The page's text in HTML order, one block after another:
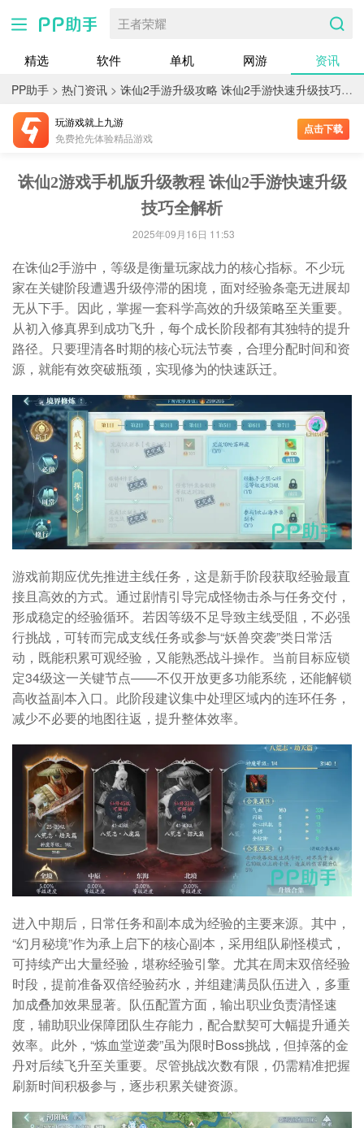
王者荣耀
精选 软件 单机 网游 资讯
PP助手 > 热门资讯 > 诛仙2手游升级攻略 诛仙2手游快速升级技巧全解析
玩游戏就上九游
免费抢先体验精品游戏
点击下载
诛仙2游戏手机版升级教程 诛仙2手游快速升级
技巧全解析
2025年09月16日 11:53
在诛仙2手游中，等级是衡量玩家战力的核心指标。不少玩
家在关键阶段遭遇升级停滞的困境，面对经验条毫无进展却
无从下手。因此，掌握一套科学高效的升级策略至关重要。
从初入修真界到成功飞升，每个成长阶段都有其独特的提升
路径。只要理清各时期的核心玩法节奏，合理分配时间和资
源，就能有效突破瓶颈，实现修为的快速跃迁。
游戏前期应优先推进主线任务，这是新手阶段获取经验最直
接且高效的方式。通过剧情引导完成怪物击杀与任务交付，
形成稳定的经验循环。若因等级不足导致主线受阻，不必强
行挑战，可转而完成支线任务或参与“妖兽突袭”类日常活
动，既能积累可观经验，又能熟悉战斗操作。当前目标应锁
定34级这一关键节点——不仅开放更多功能系统，还能解锁
高收益副本入口。此阶段建议集中处理区域内的连环任务，
减少不必要的地图往返，提升整体效率。
进入中期后，日常任务和副本成为经验的主要来源。其中，
“幻月秘境”作为承上启下的核心副本，采用组队刷怪模式，
可持续产出大量经验，堪称经验引擎。尤其在周末双倍经验
时段，提前准备双倍经验药水，并组建满员队伍进入，多重
加成叠加效果显著。队伍配置方面，输出职业负责清怪速
度，辅助职业保障团队生存能力，配合默契可大幅提升通关
效率。此外，“炼血堂逆袭”虽为限时Boss挑战，但掉落的金
丹对后续飞升至关重要。尽管挑战次数有限，仍需精准把握
刷新时间积极参与，逐步积累关键资源。